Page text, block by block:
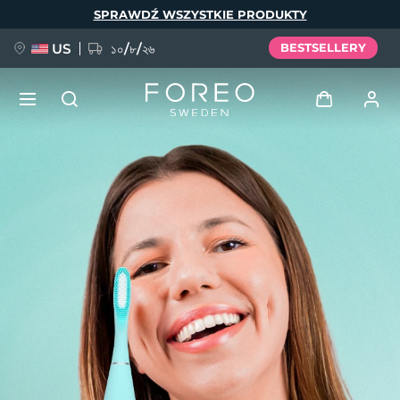
SPRAWDŹ WSZYSTKIE PRODUKTY
US ১০/৮/২৬ BESTSELLERY
Profil użytkownika
Moje urządzenia
Moje zamówienia
Moje adresy
Moje subskrypcje
FAQ™ Pure Beauty-Tech Elixir
BREAKING NEWS
issa™ Teeth Whitening Set
Deutsch
Español
Français
Italiano
Português
Svenska
Русский
简体中文 繁體中文